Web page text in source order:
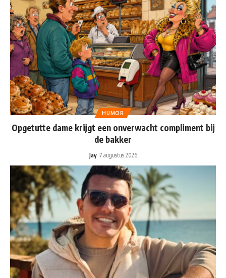
HUMOR
Opgetutte dame krijgt een onverwacht compliment bij
de bakker
Jay 7 augustus 2026